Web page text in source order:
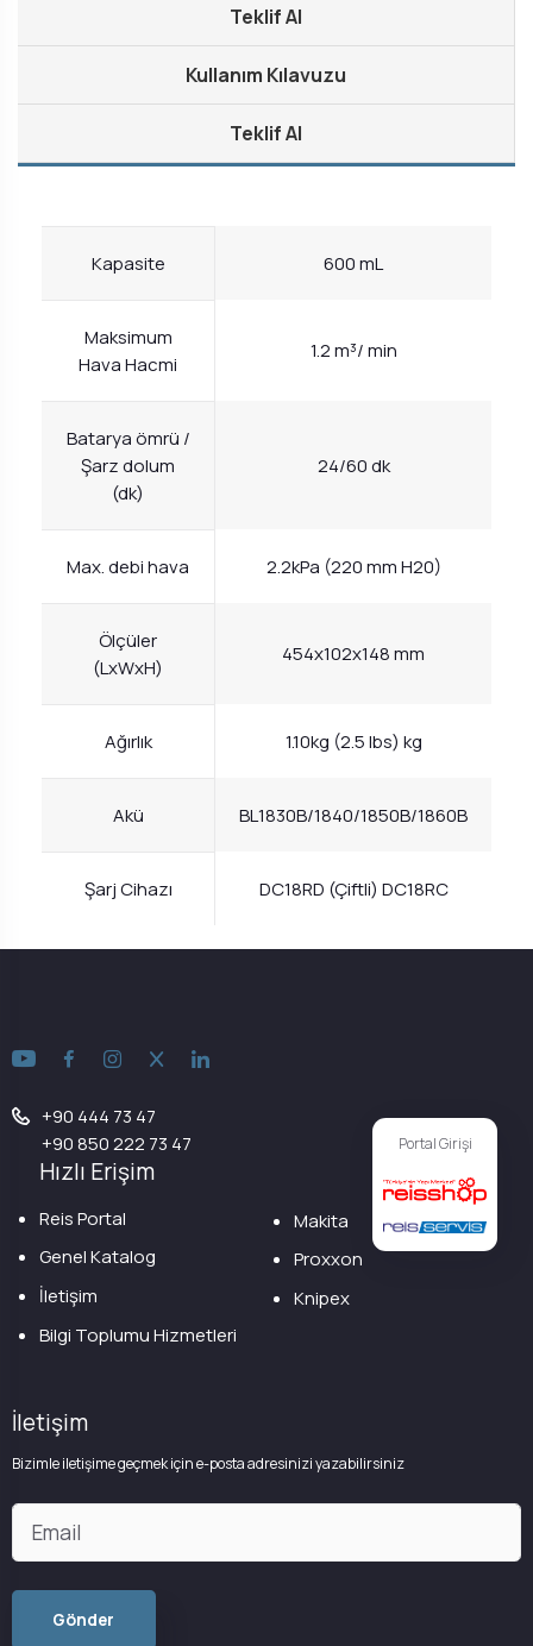
Teklif Al
Kullanım Kılavuzu
Teklif Al
Kapasite 600 mL
Maksimum
Hava Hacmi
1.2 m³/ min
Batarya ömrü /
Şarz dolum
(dk)
24/60 dk
Max. debi hava 2.2kPa (220 mm H20)
Ölçüler
(LxWxH)
454x102x148 mm
Ağırlık 1.10kg (2.5 lbs) kg
Akü BL1830B/1840/1850B/1860B
Şarj Cihazı DC18RD (Çiftli) DC18RC
Portal Girişi
+90 444 73 47
+90 850 222 73 47
Hızlı Erişim
Reis Portal
Genel Katalog
İletişim
Bilgi Toplumu Hizmetleri
Makita
Proxxon
Knipex
İletişim
Bizimle iletişime geçmek için e-posta adresinizi yazabilirsiniz